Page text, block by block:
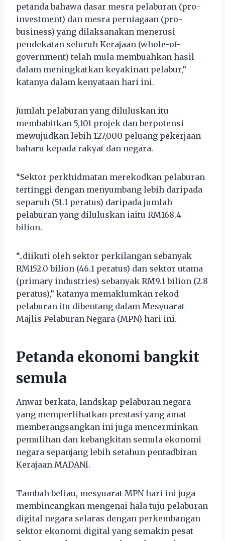
petanda bahawa dasar mesra pelaburan (pro-
investment) dan mesra perniagaan (pro-
business) yang dilaksanakan menerusi
pendekatan seluruh Kerajaan (whole-of-
government) telah mula membuahkan hasil
dalam meningkatkan keyakinan pelabur,”
katanya dalam kenyataan hari ini.
Jumlah pelaburan yang diluluskan itu
membabitkan 5,101 projek dan berpotensi
mewujudkan lebih 127,000 peluang pekerjaan
baharu kepada rakyat dan negara.
“Sektor perkhidmatan merekodkan pelaburan
tertinggi dengan menyumbang lebih daripada
separuh (51.1 peratus) daripada jumlah
pelaburan yang diluluskan iaitu RM168.4
bilion.
“..diikuti oleh sektor perkilangan sebanyak
RM152.0 bilion (46.1 peratus) dan sektor utama
(primary industries) sebanyak RM9.1 bilion (2.8
peratus),” katanya memaklumkan rekod
pelaburan itu dibentang dalam Mesyuarat
Majlis Pelaburan Negara (MPN) hari ini.
Petanda ekonomi bangkit
semula
Anwar berkata, landskap pelaburan negara
yang memperlihatkan prestasi yang amat
memberangsangkan ini juga mencerminkan
pemulihan dan kebangkitan semula ekonomi
negara sepanjang lebih setahun pentadbiran
Kerajaan MADANI.
Tambah beliau, mesyuarat MPN hari ini juga
membincangkan mengenai hala tuju pelaburan
digital negara selaras dengan perkembangan
sektor ekonomi digital yang semakin pesat